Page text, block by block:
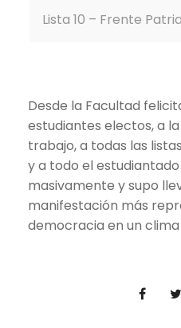
Lista 10 – Frente Patria
Desde la Facultad
estudiantes electos, a
trabajo, a todas las
y a todo el
masivamente y supo
manifestación más
democracia en un